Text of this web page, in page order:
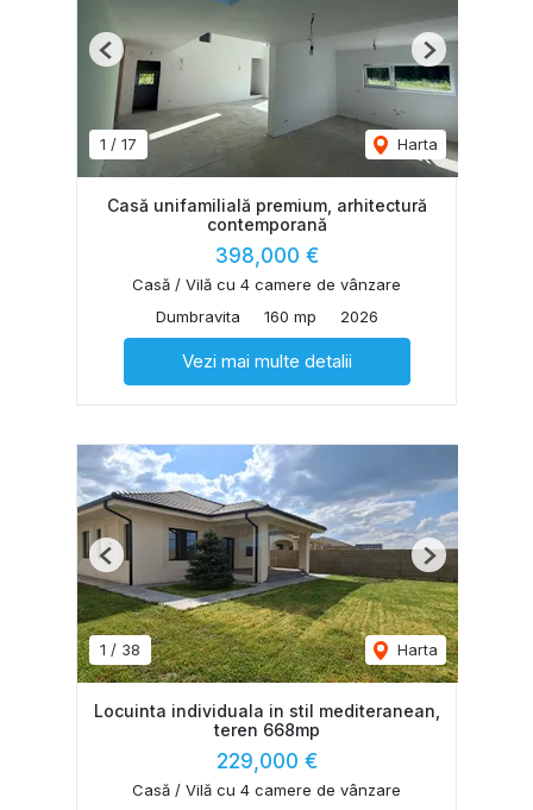
1 / 17 Harta
Previous Next
Casă unifamilială premium, arhitectură
contemporană
398,000 €
Casă / Vilă cu 4 camere de vânzare
Dumbravita
160 mp 2026
Vezi mai multe detalii
1 / 38 Harta
Previous Next
Locuinta individuala in stil mediteranean,
teren 668mp
229,000 €
Casă / Vilă cu 4 camere de vânzare